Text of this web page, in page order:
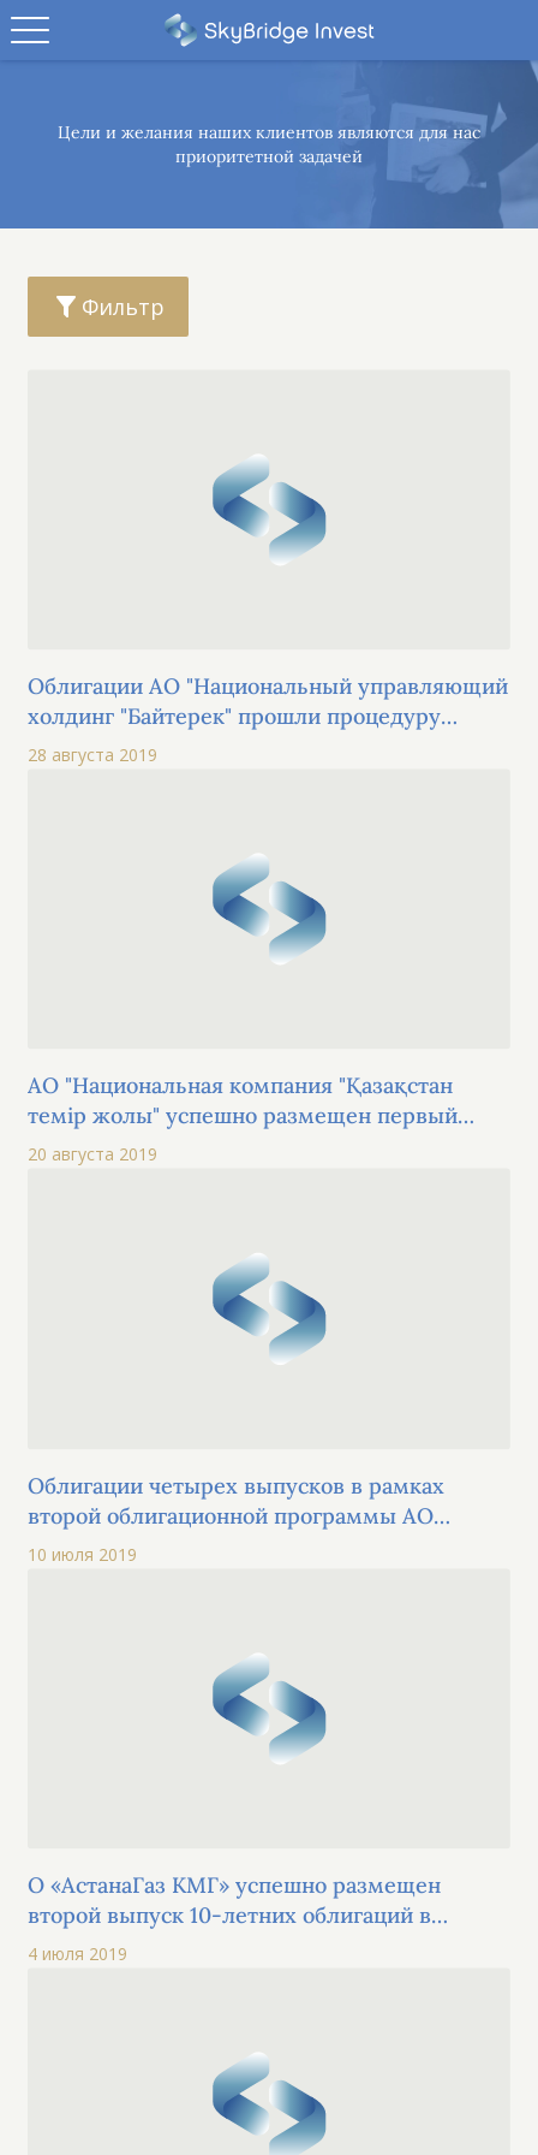
Цели и желания наших клиентов являются для нас
приоритетной задачей
Фильтр
Облигации АО "Национальный управляющий
холдинг "Байтерек" прошли процедуру
листинга на KASE по категории "облигации"
28 августа 2019
АО "Национальная компания "Қазақстан
темір жолы" успешно размещен первый
выпуск в рамках второй облигационной
20 августа 2019
Облигации четырех выпусков в рамках
второй облигационной программы АО
"Национальная компания "Қазақстан темір
10 июля 2019
О «АстанаГаз КМГ» успешно размещен
второй выпуск 10-летних облигаций в
рамках первой облигационной программы
4 июля 2019